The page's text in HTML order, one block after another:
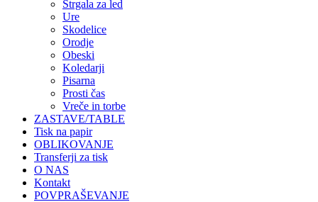
Strgala za led
Ure
Skodelice
Orodje
Obeski
Koledarji
Pisarna
Prosti čas
Vreče in torbe
ZASTAVE/TABLE
Tisk na papir
OBLIKOVANJE
Transferji za tisk
O NAS
Kontakt
POVPRAŠEVANJE